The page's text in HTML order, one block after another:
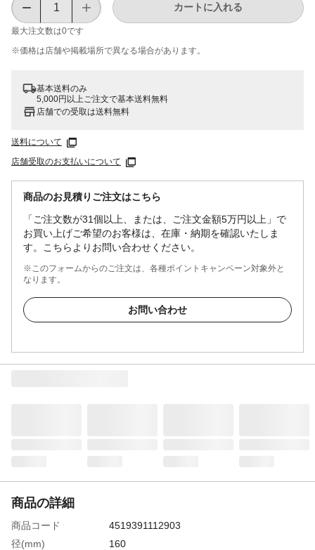
最大注文数は0です
カートに入れる
※価格は​店舗や​掲載場所で​異なる​場合が​あります。
基本送料のみ
5,000円以上ご注文で基本送料無料
店舗での受取は送料無料
送料について
店舗受取のお支払いについて
商品のお見積りご注文はこちら
「ご注文数が31個以上、または、ご注文金額5万円以上」で
お買い上げご希望のお客様は、在庫・納期を確認いたしま
す。こちらよりお問い合わせください。
※このフォームからのご注文は、各種ポイントキャンペーン対象外と
なります。
お問い合わせ
商品の詳細
商品コード
4519391112903
径(mm)
160